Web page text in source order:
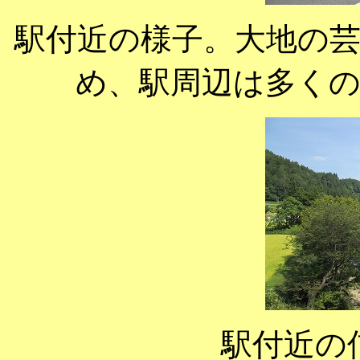
駅付近の様子。大地の
め、駅周辺は多く
駅付近の